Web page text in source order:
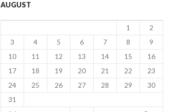
AUGUST
1
2
3
4 5 6 7 8
9
10
11 12 13 14 15
16
17
18 19 20 21 22
23
24
25 26 27 28 29
30
31